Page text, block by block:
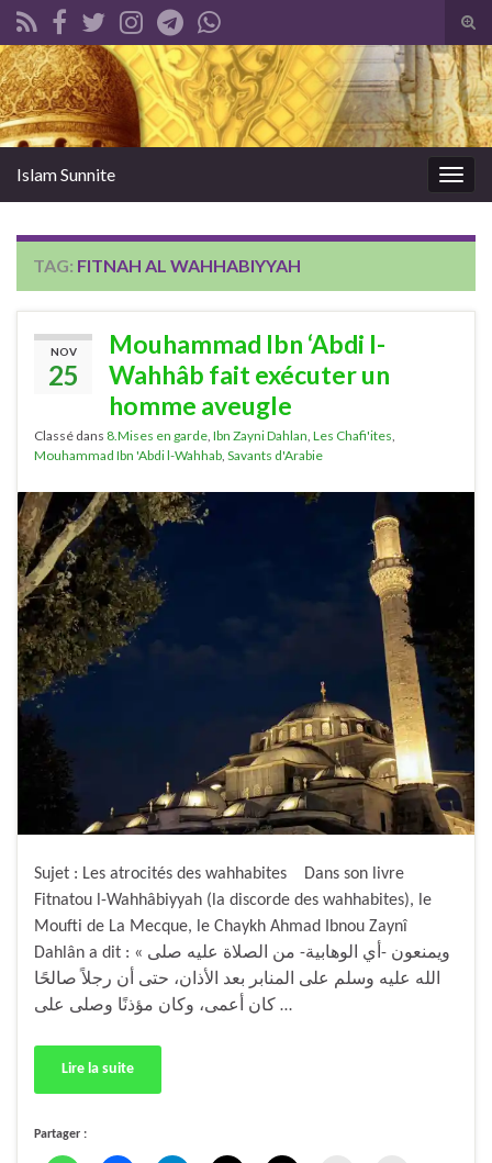
Search for:
Islam Sunnite
TAG: FITNAH AL WAHHABIYYAH
NOV
25
Mouhammad Ibn ‘Abdi l-
Wahhâb fait exécuter un
homme aveugle
Classé dans 8.Mises en garde Ibn Zayni Dahlan Les Chafi'ites
Mouhammad Ibn 'Abdi l-Wahhab Savants d'Arabie
Sujet : Les atrocités des wahhabites Dans son livre
Fitnatou l-Wahhâbiyyah (la discorde des wahhabites), le
Moufti de La Mecque, le Chaykh Ahmad Ibnou Zaynî
Dahlân a dit : « ويمنعون -أي الوهابية- من الصلاة عليه صلى
الله عليه وسلم على المنابر بعد الأذان، حتى أن رجلاً صالحًا
كان أعمى، وكان مؤذنًا وصلى على …
Lire la suite
Partager :